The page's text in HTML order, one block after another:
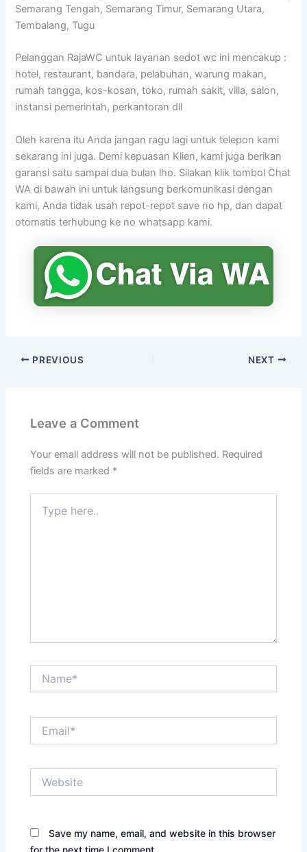
Semarang Tengah, Semarang Timur, Semarang Utara,
Tembalang, Tugu
Pelanggan RajaWC untuk layanan sedot wc ini mencakup :
hotel, restaurant, bandara, pelabuhan, warung makan,
rumah tangga, kos-kosan, toko, rumah sakit, villa, salon,
instansi pemerintah, perkantoran dll
Oleh karena itu Anda jangan ragu lagi untuk telepon kami
sekarang ini juga. Demi kepuasan Klien, kami juga berikan
garansi satu sampai dua bulan lho. Silakan klik tombol Chat
WA di bawah ini untuk langsung berkomunikasi dengan
kami, Anda tidak usah repot-repot save no hp, dan dapat
otomatis terhubung ke no whatsapp kami.
PREVIOUS NEXT
Leave a Comment
Your email address will not be published. Required
fields are marked *
here..
Save my name, email, and website in this browser
for the next time I comment.